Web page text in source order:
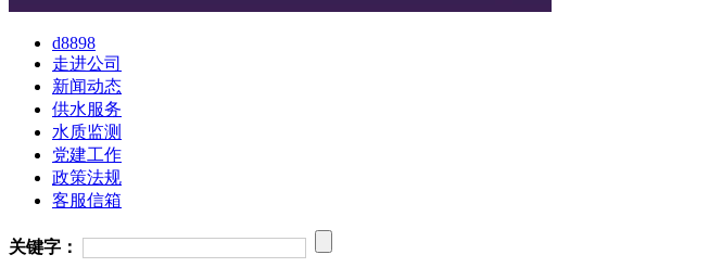
d8898
走进公司
新闻动态
供水服务
水质监测
党建工作
政策法规
客服信箱
关键字：